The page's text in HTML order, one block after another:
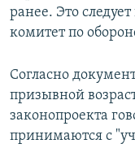
ранее. Это следует
комитет по
Согласно
призывной
законопроекта
принимаются с